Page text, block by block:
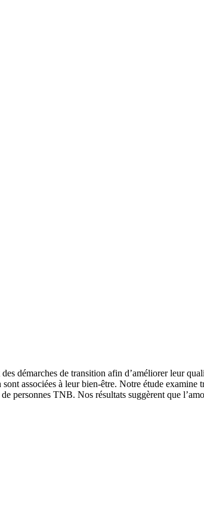
démarches de transition afin d’améliorer leur
associées à leur bien-être. Notre étude
personnes TNB. Nos résultats suggèrent que